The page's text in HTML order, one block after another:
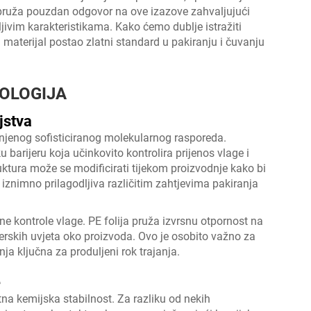
pouzdan odgovor na ove izazove zahvaljujući
karakteristikama. Kako ćemo dublje istražiti
postao zlatni standard u pakiranju i čuvanju
sofisticiranog molekularnog rasporeda.
barijeru koja učinkovito kontrolira prijenos vlage i
može se modificirati tijekom proizvodnje kako bi
prilagodljiva različitim zahtjevima pakiranja
kontrole vlage. PE folija pruža izvrsnu otpornost na
uvjeta oko proizvoda. Ovo je osobito važno za
ključna za produljeni rok trajanja.
kemijska stabilnost. Za razliku od nekih